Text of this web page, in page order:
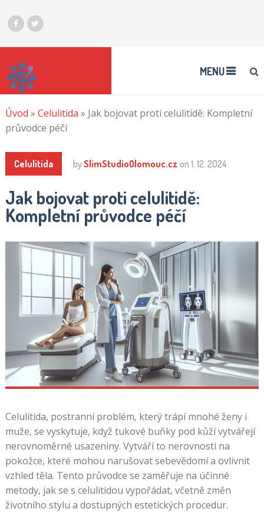
MENU
Úvod » Celulitida » Jak bojovat proti celulitidě: Kompletní
průvodce péčí
Celulitida bySlimStudioOlomouc.cz on 1. 12. 2024
Jak bojovat proti celulitidě:
Kompletní průvodce péčí
Celulitida, postranní problém, který trápí mnohé ženy i
muže, se vyskytuje, když tukové buňky pod kůží vytvářejí
nerovnoměrné usazeniny. Vytváří to nerovnosti na
pokožce, které mohou narušovat sebevědomí a ovlivnit
vzhled těla. Tento průvodce se zaměřuje na účinné
metody, jak se s celulitidou vypořádat, včetně změn
životního stylu a dostupných estetických procedur.